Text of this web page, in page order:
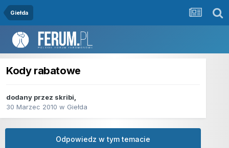
Giełda
Kody rabatowe
dodany przez skribi,
30 Marzec 2010 w Giełda
Odpowiedz w tym temacie